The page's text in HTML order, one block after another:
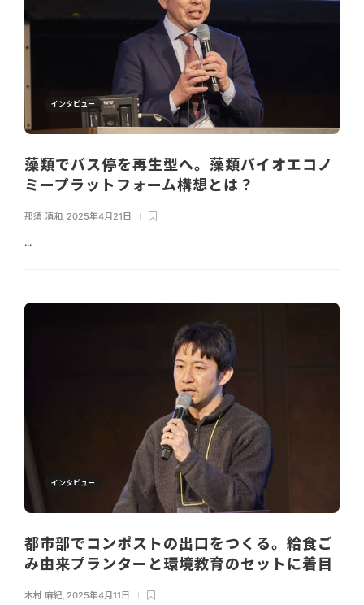
インタビュー
藻類でバス停を再生型へ。藻類バイオエコノ
ミープラットフォーム構想とは？
那須 清和 2025年4月21日
...
インタビュー
都市部でコンポストの出口をつくる。給食ご
み由来プランターと環境教育のセットに着目
木村 麻紀, 2025年4月11日